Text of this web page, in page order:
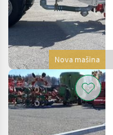
Nova mašina